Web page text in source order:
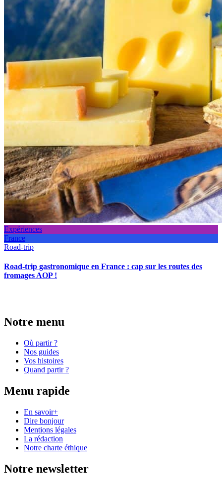
Expériences
France
Road-trip
Road-trip gastronomique en France : cap sur les routes des
fromages AOP !
Notre menu
Où partir ?
Nos guides
Vos histoires
Quand partir ?
Menu rapide
En savoir+
Dire bonjour
Mentions légales
La rédaction
Notre charte éthique
Notre newsletter